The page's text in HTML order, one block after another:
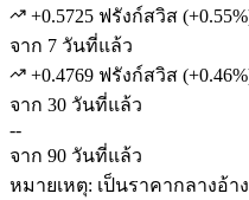
+0.5725 ฟรังก์สวิส (+0.55
จาก 7 วันที่แล้ว
+0.4769 ฟรังก์สวิส (+0.46
จาก 30 วันที่แล้ว
--
จาก 90 วันที่แล้ว
หมายเหตุ: เป็นราคากลางอ้